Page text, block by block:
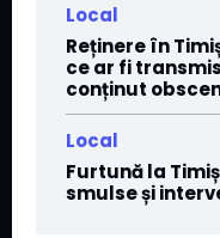
Local
Reținere în
ce ar fi
conținut
Local
Furtună la
smulse și